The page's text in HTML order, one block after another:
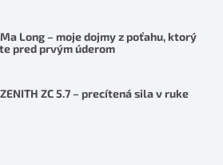
Long – moje dojmy z poťahu, ktorý
pred prvým úderom
ZC 5.7 – precítená sila v ruke